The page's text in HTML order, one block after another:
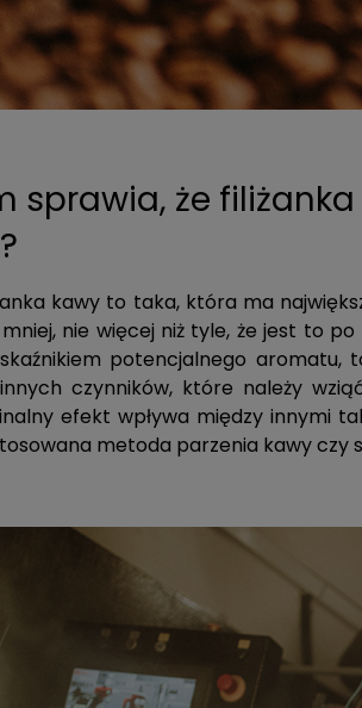
sprawia, że
kawy to taka, która ma
nie więcej niż tyle, że jest to
potencjalnego
czynników, które należy
efekt wpływa między innymi
metoda parzenia kawy czy